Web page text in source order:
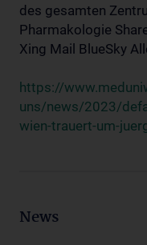
des gesamten
Pharmakologie
Xing Mail BlueSky
https://
uns/news/2023/
wien-trauert-um-
News